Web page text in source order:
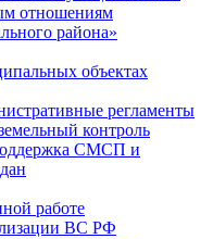
отношениям
района»
объектах
регламенты
контроль
СМСП и
работе
ВС РФ